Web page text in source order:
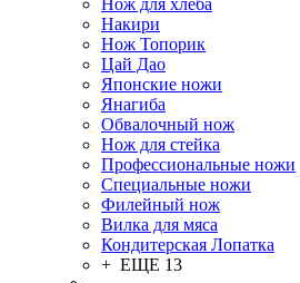
Нож для хлеба
Накири
Нож Топорик
Цай Дао
Японские ножи
Янагиба
Обвалочный нож
Нож для стейка
Профессиональные ножи
Специальные ножи
Филейный нож
Вилка для мяса
Кондитерская Лопатка
+ ЕЩЕ 13